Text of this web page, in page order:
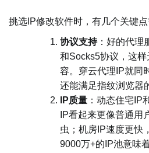
挑选IP修改软件时，有几个关键点
​协议支持​：好的代理
和Socks5协议，这
容。穿云代理IP就同
还能满足指纹浏览器
​IP质量​ ：动态住宅IP
IP看起来更像普通用
虫；机房IP速度更快
9000万+的IP池意味